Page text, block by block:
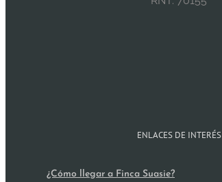
ENLACES DE INTERÉS
¿Cómo llegar a Finca Suasie?